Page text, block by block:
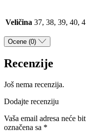
Veličina 37, 38, 39, 40,
Ocene (0)
Recenzije
Još nema recenzija.
Dodajte recenziju
Vaša email adresa neće
označena sa *